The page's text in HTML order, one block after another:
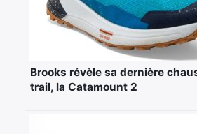
Brooks révèle sa dernière
trail, la Catamount 2
Rechercher
: